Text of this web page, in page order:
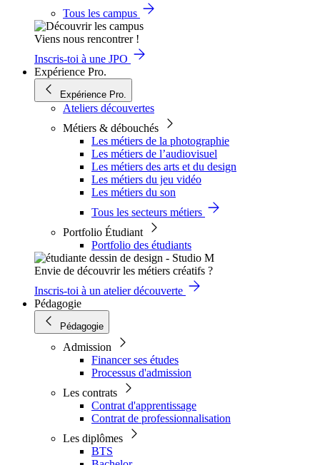
Tous les campus
Viens nous rencontrer !
Inscris-toi à une JPO
Expérience Pro.
Expérience Pro.
Ateliers découvertes
Métiers & débouchés
Les métiers de la photographie
Les métiers de l’audiovisuel
Les métiers des arts et du design
Les métiers du jeu vidéo
Les métiers du son
Tous les secteurs métiers
Portfolio Étudiant
Portfolio des étudiants
Envie de découvrir les métiers créatifs ?
Inscris-toi à un atelier découverte
Pédagogie
Pédagogie
Admission
Financer ses études
Processus d'admission
Les contrats
Contrat d'apprentissage
Contrat de professionnalisation
Les diplômes
BTS